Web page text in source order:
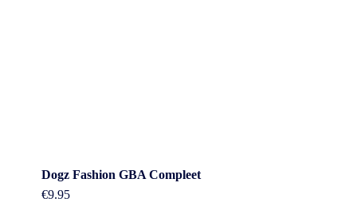
Dogz Fashion GBA Compleet
€9.95